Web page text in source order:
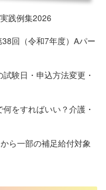
践例集2026
回（令和7年度）Aパー
験日・申込方法変更・
をすればいい？介護・
ら一部の補足給付対象